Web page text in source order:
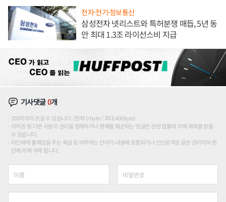
전자·전기·정보통신
삼성전자 넷리스트와 특허분쟁 매듭, 5년 동
안 최대 1.3조 라이선스비 지급
기사댓글0개
200자까지 쓰실 수 있습니다. (현재 0 byte / 최대 400byte)
저작권 등 다른 사람의 권리를 침해하거나 명예를 훼손하는 댓글은 관련 법률에 의해 제재를 받을
수 있습니다.
타인에게 불쾌감을 주는 욕설 등 비하하는 단어가 내용에 포함되거나 인신공격성 글은 관리자의 판
단에 의해 삭제 합니다.